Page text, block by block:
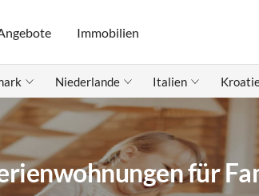
Immobilien
Niederlande Italien
für